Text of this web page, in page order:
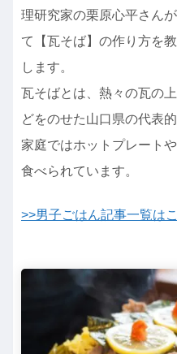
理研究家の栗原心平さん
て【瓦そば】の作り方を
します。
瓦そばとは、熱々の瓦の
どをのせた山口県の代表
家庭ではホットプレート
食べられています。
>>男子ごはん記事一覧は